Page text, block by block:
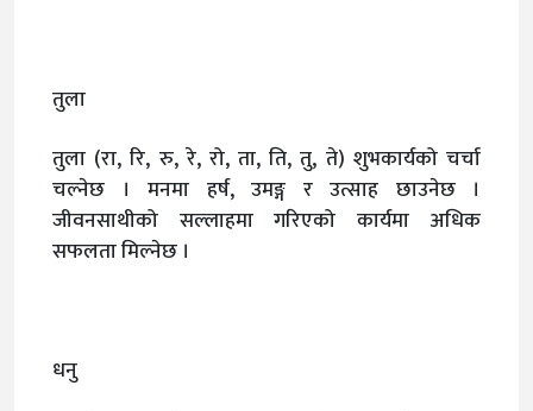
तुला
तुला (रा, रि, रु, रे, रो, ता, ति, तु, ते) शुभकार्यको चर्चा
चल्नेछ । मनमा हर्ष, उमङ्ग र उत्साह छाउनेछ ।
जीवनसाथीको सल्लाहमा गरिएको कार्यमा अधिक
सफलता मिल्नेछ ।
धनु